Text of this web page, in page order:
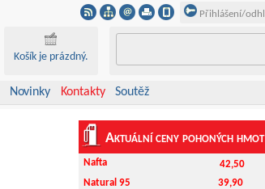
Přihlášení/
Košík je prázdný.
Novinky Kontakty Soutěž
Aktuální ceny pohoných hmot
Nafta
42,50
Natural 95
39,90